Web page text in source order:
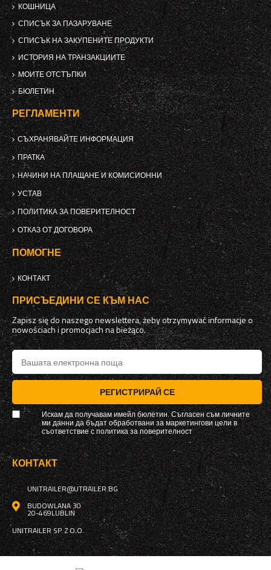
КОШНИЦА
СПИСЪК ЗА ПАЗАРУВАНЕ
СПИСЪК НА ЗАКУПЕНИТЕ ПРОДУКТИ
ИСТОРИЯ НА ТРАНЗАКЦИИТЕ
МОИТЕ ОТСТЪПКИ
БЮЛЕТИН
РЕГЛАМЕНТИ
СЪХРАНЯВАЙТЕ ИНФОРМАЦИЯ
ПРАТКА
НАЧИНИ НА ПЛАЩАНЕ И КОМИСИОННИ
УСТАВ
ПОЛИТИКА ЗА ПОВЕРИТЕЛНОСТ
ОТКАЗ ОТ ДОГОВОРА
ПОМОГНЕ
КОНТАКТ
ПРИСЪЕДИНИ СЕ КЪМ НАС
Zapisz się do naszego newslettera, żeby otrzymywać informacje o
nowościach i promocjach na bieżąco.
РЕГИСТРИРАЙ СЕ
Искам да получавам имейл бюлетин. Съгласен съм личните
ми данни да бъдат обработвани за маркетингови цели в
съответствие сполитика за поверителност
КОНТАКТ
UNITRAILER@UTRAILER.BG
BUDOWLANA 30
20-469LUBLIN
UNITRAILER SP. Z O.O.